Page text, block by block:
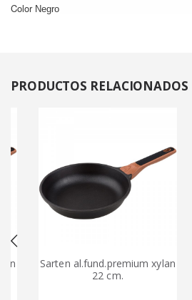
Color Negro
PRODUCTOS RELACIONADOS
Sarten al.fund.premium xylan
22 cm.